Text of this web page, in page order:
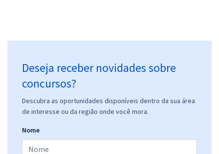
Deseja receber novidades sobre
concursos?
Descubra as oportunidades disponíveis dentro da sua área
de interesse ou da região onde você mora.
Nome